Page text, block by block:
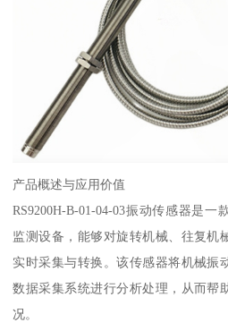
产品概述与应用价值
RS9200H-B-01-04-03振动传感器是
监测设备，能够对旋转机械、往复机
实时采集与转换。该传感器将机械振
数据采集系统进行分析处理，从而帮
况。